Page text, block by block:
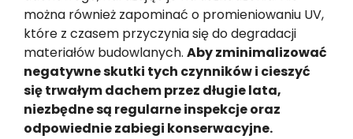
można również zapominać o promieniowaniu UV,
które z czasem przyczynia się do degradacji
materiałów budowlanych. Aby zminimalizować
negatywne skutki tych czynników i cieszyć
się trwałym dachem przez długie lata,
niezbędne są regularne inspekcje oraz
odpowiednie zabiegi konserwacyjne.